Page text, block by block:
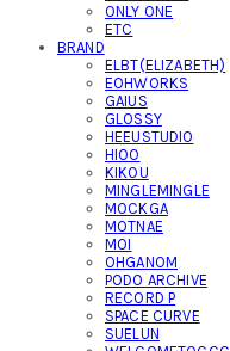
ONLY ONE
ETC
BRAND
ELBT(ELIZABETH)
EOHWORKS
GAIUS
GLOSSY
HEEUSTUDIO
HIOO
KIKOU
MINGLEMINGLE
MOCKGA
MOTNAE
MOI
OHGANOM
PODO ARCHIVE
RECORD P
SPACE CURVE
SUELUN